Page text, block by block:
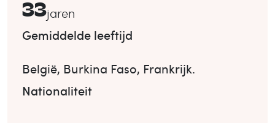
33jaren
Gemiddelde leeftijd
België, Burkina Faso, Frankrijk.
Nationaliteit